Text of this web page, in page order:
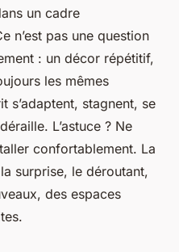
un cadre
n’est pas une question
: un décor répétitif,
les mêmes
s’adaptent, stagnent, se
L’astuce ? Ne
confortablement. La
surprise, le déroutant,
des espaces